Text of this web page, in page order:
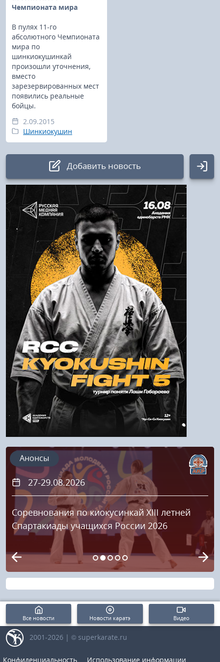
Чемпионата мира
В пулях 11-го
абсолютного Чемпионата
мира по
шинкиокушинкай
произошли уточнения,
вместо
зарезервированных мест
появились реальные
бойцы.
2.09.2015
Шинкиокушин
Добавить новость
Авторизация
Логин:
Пароль
Войти
Напомнить пароль
Регистрация
27-29.08.2026
Соревнования по киокусинкай XIII летней
Спартакиады учащихся России 2026
Анонсы
Все новости Новости каратэ Видео
2001-2026 | © superkarate.ru
Конфиденциальность Использование информации